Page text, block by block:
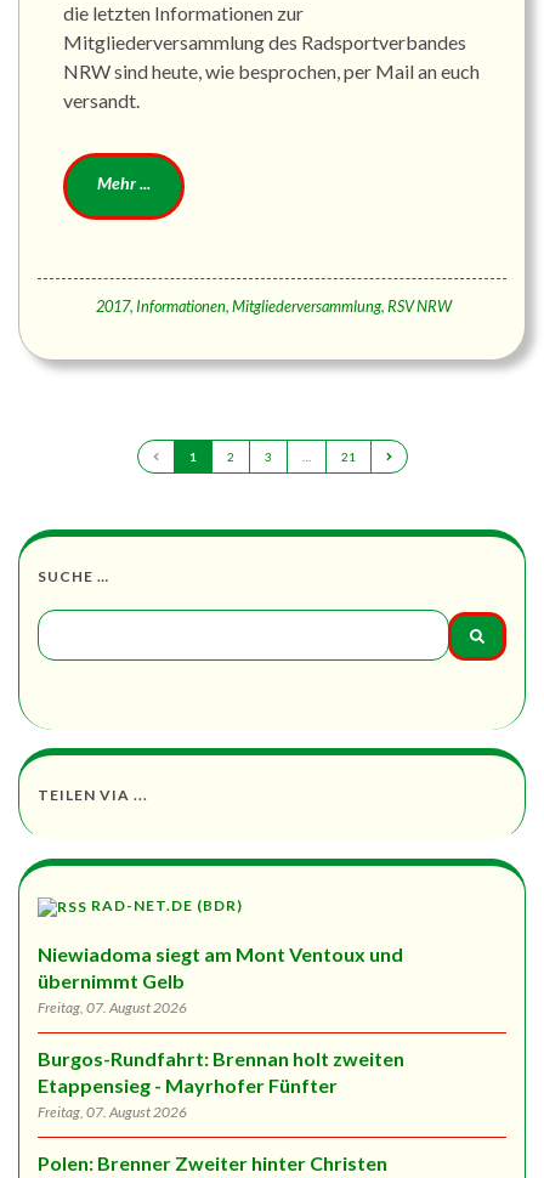
die letzten Informationen zur
Mitgliederversammlung des Radsportverbandes
NRW sind heute, wie besprochen, per Mail an euch
versandt.
2017, Informationen,Mitgliederversammlung,RSV NRW
1 2 3 21
SUCHE …
TEILEN VIA ...
RAD-NET.DE (BDR)
Niewiadoma siegt am Mont Ventoux und
übernimmt Gelb
Freitag, 07. August 2026
Burgos-Rundfahrt: Brennan holt zweiten
Etappensieg - Mayrhofer Fünfter
Freitag, 07. August 2026
Polen: Brenner Zweiter hinter Christen